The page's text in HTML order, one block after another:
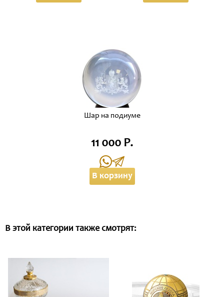
Шар на подиуме
11 000 Р.
В корзину
В этой категории также смотрят: